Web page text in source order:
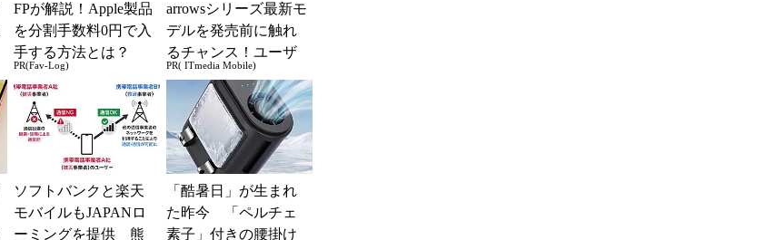
FPが解説！Apple製品
を分割手数料0円で入
手する方法とは？
PR(Fav-Log)
arrowsシリーズ最新モ
デルを発売前に触れ
るチャンス！ユーザ
ー座談会開催
PR( ITmedia Mobile)
ソフトバンクと楽天
モバイルもJAPANロ
ーミングを提供 熊
「酷暑日」が生まれ
た昨今 「ペルチェ
素子」付きの腰掛け